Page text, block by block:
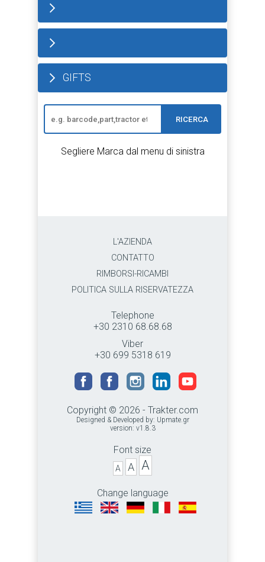
GIFTS
RICERCA
Segliere Marca dal menu di sinistra
L'AZIENDA
CONTATTO
RIMBORSI-RICAMBI
POLITICA SULLA RISERVATEZZA
Telephone
+30 2310 68.68.68
Viber
+30 699 5318 619
Copyright © 2026 - Trakter.com
Designed & Developed by: Upmate.gr
version: v1.8.3
Font size
A A A
Change language